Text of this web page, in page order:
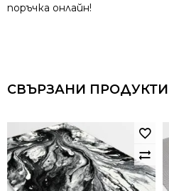
поръчка онлайн!
СВЪРЗАНИ ПРОДУКТИ